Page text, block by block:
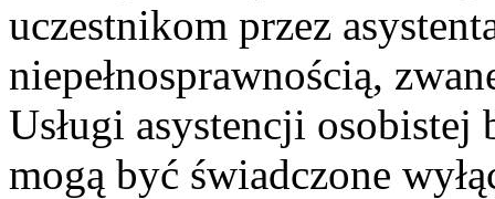
uczestnikom przez
niepełnosprawnością,
Usługi asystencji osobistej
mogą być świadczone